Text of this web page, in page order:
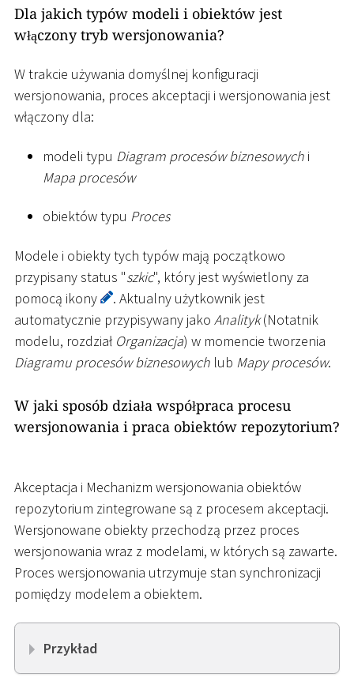
Dla jakich typów modeli i obiektów jest
włączony tryb wersjonowania?
W trakcie używania domyślnej konfiguracji
wersjonowania, proces akceptacji i wersjonowania jest
włączony dla:
modeli typu Diagram procesów biznesowych i
Mapa procesów
obiektów typu Proces
Modele i obiekty tych typów mają początkowo
przypisany status "szkic", który jest wyświetlony za
pomocą ikony
. Aktualny użytkownik jest
automatycznie przypisywany jako Analityk(Notatnik
modelu, rozdział Organizacja) w momencie tworzenia
Diagramu procesów biznesowych lub Mapy procesów.
W jaki sposób działa współpraca procesu
wersjonowania i praca obiektów repozytorium?
Akceptacja i Mechanizm wersjonowania obiektów
repozytorium zintegrowane są z procesem akceptacji.
Wersjonowane obiekty przechodzą przez proces
wersjonowania wraz z modelami, w których są zawarte.
Proces wersjonowania utrzymuje stan synchronizacji
pomiędzy modelem a obiektem.
Przykład